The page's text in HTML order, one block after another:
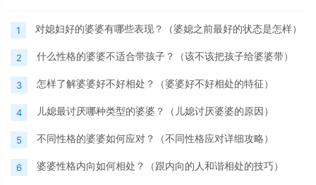
1 对媳妇好的婆婆有哪些表现？（婆媳之前最好的状态是怎样）
2 什么性格的婆婆不适合带孩子？（该不该把孩子给婆婆带）
3 怎样了解婆婆好不好相处？（婆婆好不好相处的特征）
4 儿媳最讨厌哪种类型的婆婆？（儿媳讨厌婆婆的原因）
5 不同性格的婆婆如何应对？（不同性格应对详细攻略）
6 婆婆性格内向如何相处？（跟内向的人和谐相处的技巧）